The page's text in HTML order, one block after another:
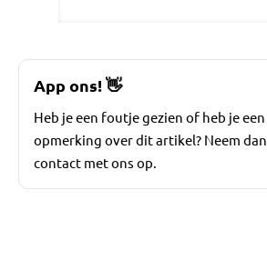
App ons!👋
Heb je een foutje gezien of heb je een
opmerking over dit artikel? Neem dan
contact met ons op.